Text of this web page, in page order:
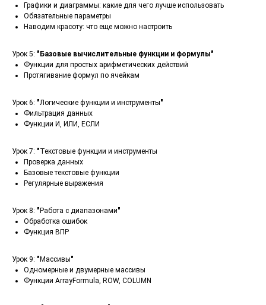
Графики и диаграммы: какие для чего лучше использовать
Обязательные параметры
Наводим красоту: что еще можно настроить
Урок 5: "Базовые вычислительные функции и формулы"
Функции для простых арифметических действий
Протягивание формул по ячейкам
Урок 6: "Логические функции и инструменты"
Фильтрация данных
Функции И, ИЛИ, ЕСЛИ
Урок 7: "Текстовые функции и инструменты
Проверка данных
Базовые текстовые функции
Регулярные выражения
Урок 8: " Работа с диапазонами"
Обработка ошибок
Функция ВПР
Урок 9: " Массивы"
Одномерные и двумерные массивы
Функции ArrayFormula, ROW, COLUMN